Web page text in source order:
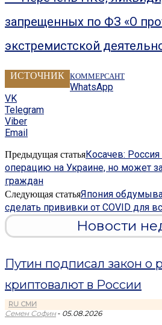
запрещенных по ФЗ «О
экстремистской
ИСТОЧНИК КОММЕРСАНТ
WhatsApp
VK
Telegram
Viber
Email
Предыдущая статьяКосачев:
операцию на Украине, но может
граждан
Следующая статьяЯпония
сделать прививки от COVID для
Новости
Путин подписал закон о
криптовалют в России
RU СМИ
Семен Софин - 05.08.2026